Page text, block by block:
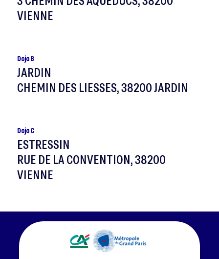
VIENNE
Dojo B
JARDIN
CHEMIN DES LIESSES, 38200 JARDIN
Dojo C
ESTRESSIN
RUE DE LA CONVENTION, 38200
VIENNE